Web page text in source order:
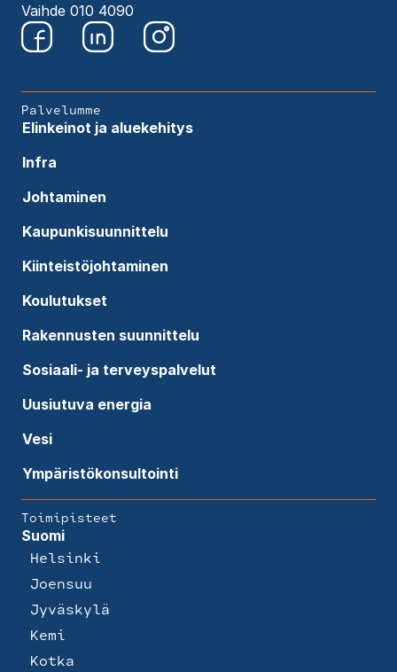
Vaihde 010 4090
Palvelumme
Elinkeinot ja aluekehitys
Infra
Johtaminen
Kaupunkisuunnittelu
Kiinteistöjohtaminen
Koulutukset
Rakennusten suunnittelu
Sosiaali- ja terveyspalvelut
Uusiutuva energia
Vesi
Ympäristökonsultointi
Toimipisteet
Suomi
Helsinki
Joensuu
Jyväskylä
Kemi
Kotka